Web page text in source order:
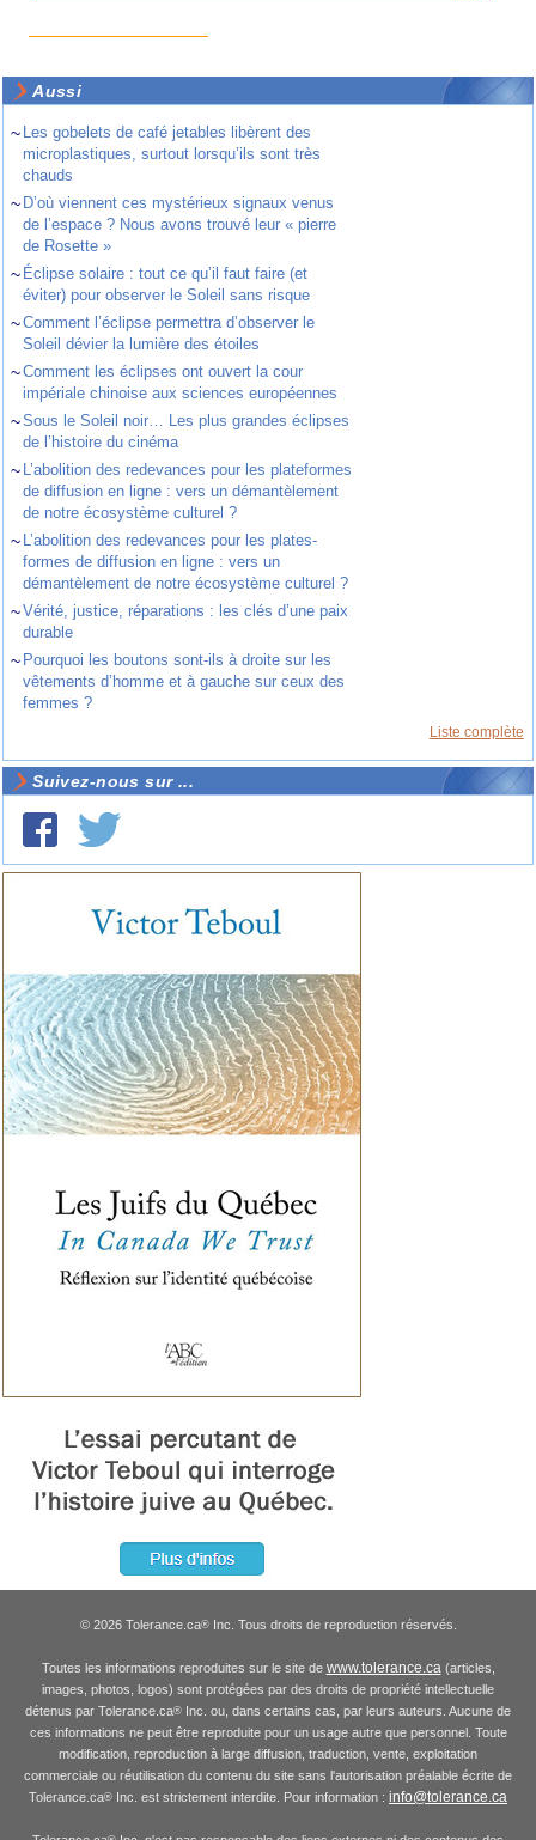
Aussi
~ Les gobelets de café jetables libèrent des
microplastiques, surtout lorsqu’ils sont très
chauds
~ D’où viennent ces mystérieux signaux venus
de l’espace ? Nous avons trouvé leur « pierre
de Rosette »
~ Éclipse solaire : tout ce qu’il faut faire (et
éviter) pour observer le Soleil sans risque
~Comment l’éclipse permettra d’observer le
Soleil dévier la lumière des étoiles
~Comment les éclipses ont ouvert la cour
impériale chinoise aux sciences européennes
~Sous le Soleil noir… Les plus grandes éclipses
de l’histoire du cinéma
~ L’abolition des redevances pour les plateformes
de diffusion en ligne : vers un démantèlement
de notre écosystème culturel ?
~ L’abolition des redevances pour les plates-
formes de diffusion en ligne : vers un
démantèlement de notre écosystème culturel ?
~Vérité, justice, réparations : les clés d’une paix
durable
~ Pourquoi les boutons sont-ils à droite sur les
vêtements d’homme et à gauche sur ceux des
femmes ?
Liste complète
Suivez-nous sur ...
© 2026 Tolerance.ca®Inc. Tous droits de reproduction réservés.
Toutes les informations reproduites sur le site de www.tolerance.ca(articles,
images, photos, logos) sont protégées par des droits de propriété intellectuelle
détenus par Tolerance.ca® Inc. ou, dans certains cas, par leurs auteurs. Aucune de
ces informations ne peut être reproduite pour un usage autre que personnel. Toute
modification, reproduction à large diffusion, traduction, vente, exploitation
commerciale ou réutilisation du contenu du site sans l'autorisation préalable écrite de
Tolerance.ca® Inc. est strictement interdite. Pour information : info@tolerance.ca